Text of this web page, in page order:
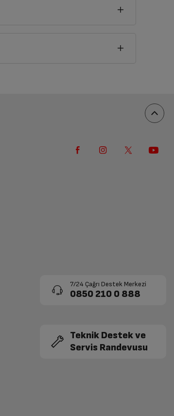
7/24 Çağrı Destek Merkezi
0850 210 0 888
Teknik Destek ve
Servis Randevusu